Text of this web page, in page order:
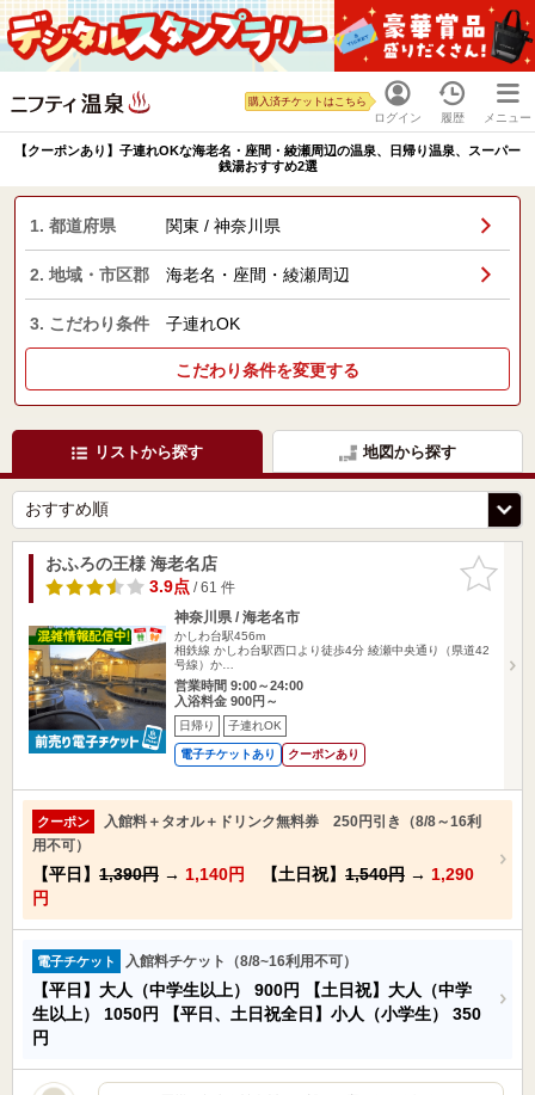
ログイン
購入済チケットはこちら
履歴 メニュー
【クーポンあり】子連れOKな海老名・座間・綾瀬周辺の温泉、日帰り温泉、スーパー
銭湯おすすめ2選
1. 都道府県 関東 / 神奈川県
2. 地域・市区郡 海老名・座間・綾瀬周辺
3. こだわり条件 子連れOK
こだわり条件を変更する
リストから探す 地図から探す
お気に入
りに追加
おふろの王様 海老名店
3.9点/ 61 件
神奈川県 / 海老名市
かしわ台駅456m
相鉄線 かしわ台駅西口より徒歩4分 綾瀬中央通り（県道42
号線）か…
営業時間 9:00～24:00
入浴料金 900円～
日帰り 子連れOK
電子チケットあり クーポンあり
クーポン
入館料＋タオル＋ドリンク無料券 250円引き（8/8～16利
用不可）
【平日】 1,390円 → 1,140円 【土日祝】 1,540円 → 1,290
円
電子チケット 入館料チケット（8/8~16利用不可）
【平日】大人（中学生以上） 900円
【土日祝】大人（中学
生以上） 1050円 【平日、土日祝全日】小人（小学生） 350
円